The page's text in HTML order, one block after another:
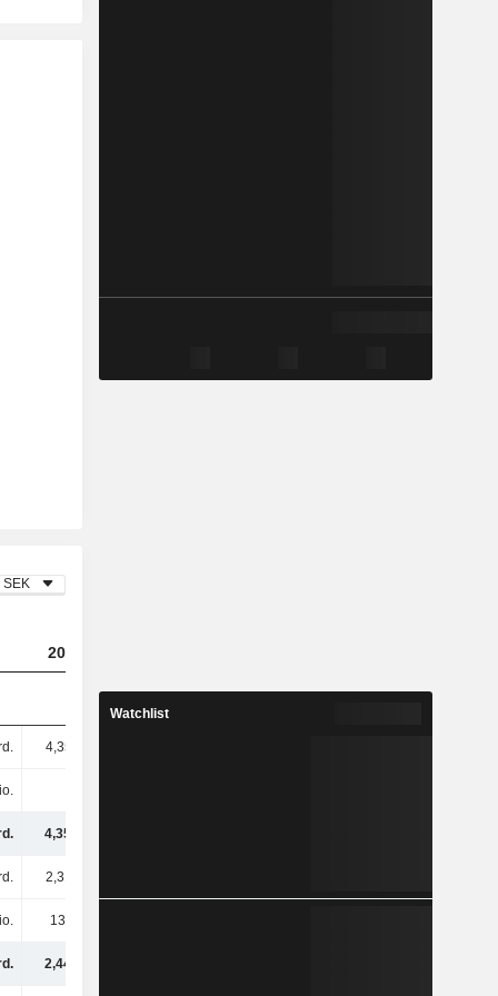
SEK
2023
4,35 Mrd.
4,35 Mrd.
2,31 Mrd.
133 Mio.
2,44 Mrd.
Watchlist